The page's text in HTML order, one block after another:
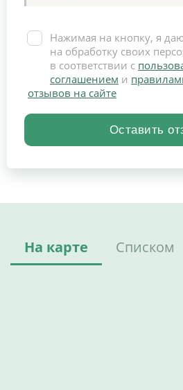
Нажимая на кнопку, я
на обработку своих
в соответствии с
соглашением и
отзывов на сайте
На карте Списком